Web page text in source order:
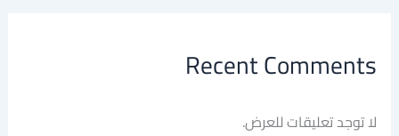
Recent Comments
لا توجد تعليقات للعرض.